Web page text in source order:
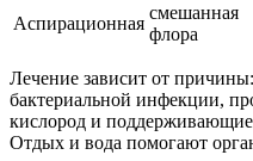
Аспирационная
смешанная
флора
Лечение зависит от
бактериальной инфекции,
кислород и
Отдых и вода помогают